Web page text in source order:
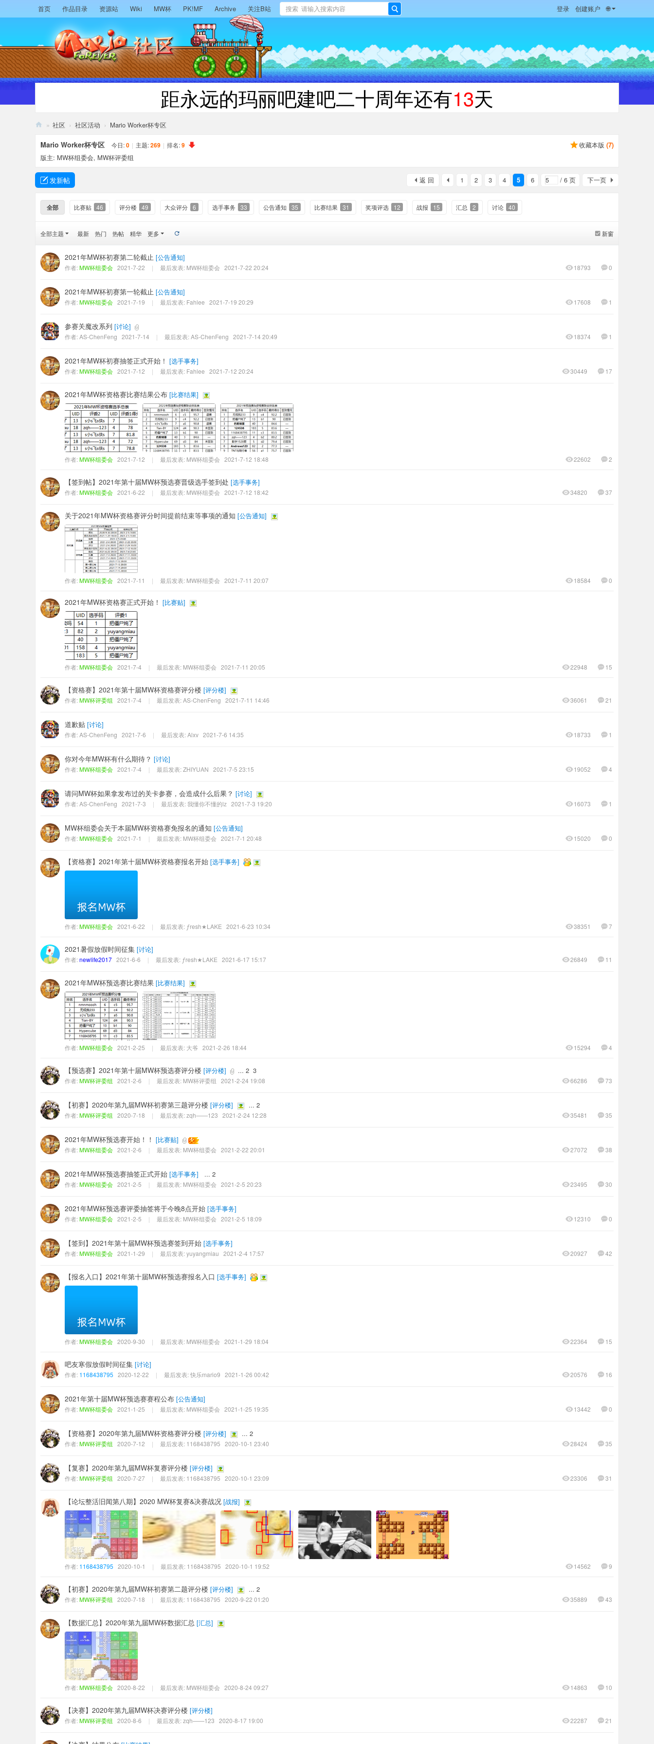
首页 作品目录 资源站 Wiki MW杯 PK!MF Archive 关注B站 搜索
索
登录 创建账户 🌐
距永远的玛丽吧建吧二十周年还有13天
社
» 社区 › 社区活动 › Mario Worker杯专区
收藏本版 (7)
Mario Worker杯专区 今日:0 | 主题:269 | 排名:9
版主: MW杯组委会, MW杯评委组
1 2 3 4 5 6 / 6 页 下一页
返 回
发新帖
全部 比赛贴 46 评分楼 49 大众评分 6 选手事务 33 公告通知 35 比赛结果 31 奖项评选 12 战报 15 汇总 2 讨论 40
新窗
全部主题 最新 热门 热帖 精华 更多
2021年MW杯初赛第二轮截止 [公告通知]
作者:MW杯组委会 2021-7-22 | 最后发表: MW杯组委会 2021-7-22 20:24 0
18793
2021年MW杯初赛第一轮截止 [公告通知]
作者:MW杯组委会 2021-7-19 | 最后发表: Fahlee 2021-7-19 20:29 1
17608
参赛关魔改系列 [讨论]
作者:AS-ChenFeng 2021-7-14 | 最后发表:AS-ChenFeng 2021-7-14 20:49 1
18374
2021年MW杯初赛抽签正式开始！ [选手事务]
作者:MW杯组委会 2021-7-12 | 最后发表: Fahlee 2021-7-12 20:24 17
30449
2021年MW杯资格赛比赛结果公布 [比赛结果]
作者:MW杯组委会 2021-7-12 | 最后发表: MW杯组委会 2021-7-12 18:48 2
22602
【签到帖】2021年第十届MW杯预选赛晋级选手签到处 [选手事务]
作者:MW杯组委会 2021-6-22 | 最后发表: MW杯组委会 2021-7-12 18:42 37
34820
关于2021年MW杯资格赛评分时间提前结束等事项的通知 [公告通知]
作者:MW杯组委会 2021-7-11 | 最后发表: MW杯组委会 2021-7-11 20:07 0
18584
2021年MW杯资格赛正式开始！ [比赛贴]
作者:MW杯组委会 2021-7-4 | 最后发表: MW杯组委会 2021-7-11 20:05 15
22948
【资格赛】2021年第十届MW杯资格赛评分楼 [评分楼]
作者:MW杯评委组 2021-7-4 | 最后发表:AS-ChenFeng 2021-7-11 14:46 21
36061
道歉贴 [讨论]
作者:AS-ChenFeng 2021-7-6 | 最后发表:Alxv 2021-7-6 14:35 1
18733
你对今年MW杯有什么期待？ [讨论]
作者:MW杯组委会 2021-7-4 | 最后发表:ZHIYUAN 2021-7-5 23:15 4
19052
请问MW杯如果拿发布过的关卡参赛，会造成什么后果？ [讨论]
作者:AS-ChenFeng 2021-7-3 | 最后发表:我懂你不懂的lz 2021-7-3 19:20 1
16073
MW杯组委会关于本届MW杯资格赛免报名的通知 [公告通知]
作者:MW杯组委会 2021-7-1 | 最后发表: MW杯组委会 2021-7-1 20:48 0
15020
【资格赛】2021年第十届MW杯资格赛报名开始 [选手事务]
作者:MW杯组委会 2021-6-22 | 最后发表: ƒresh★LAKE 2021-6-23 10:34 7
38351
2021暑假放假时间征集 [讨论]
作者:newlife2017 2021-6-6 | 最后发表: ƒresh★LAKE 2021-6-17 15:17 11
26849
2021年MW杯预选赛比赛结果 [比赛结果]
作者:MW杯组委会 2021-2-25 | 最后发表: 大爷 2021-2-26 18:44 4
15294
【预选赛】2021年第十届MW杯预选赛评分楼 [评分楼] ... 2 3
作者:MW杯评委组 2021-2-6 | 最后发表: MW杯评委组 2021-2-24 19:08 73
66286
【初赛】2020年第九届MW杯初赛第三题评分楼 [评分楼] ... 2
作者:MW杯评委组 2020-7-18 | 最后发表:zqh——123 2021-2-24 12:28 35
35481
2021年MW杯预选赛开始！！ [比赛贴]
作者:MW杯组委会 2021-2-6 | 最后发表: MW杯组委会 2021-2-22 20:01 38
27072
2021年MW杯预选赛抽签正式开始 [选手事务] ... 2
作者:MW杯组委会 2021-2-5 | 最后发表: MW杯组委会 2021-2-5 20:23 30
23495
2021年MW杯预选赛评委抽签将于今晚8点开始 [选手事务]
作者:MW杯组委会 2021-2-5 | 最后发表: MW杯组委会 2021-2-5 18:09 0
12310
【签到】2021年第十届MW杯预选赛签到开始 [选手事务]
作者:MW杯组委会 2021-1-29 | 最后发表:yuyangmiau 2021-2-4 17:57 42
20927
【报名入口】2021年第十届MW杯预选赛报名入口 [选手事务]
作者:MW杯组委会 2020-9-30 | 最后发表: MW杯组委会 2021-1-29 18:04 15
22364
吧友寒假放假时间征集 [讨论]
作者: 1168438795 2020-12-22 | 最后发表:快乐mario9 2021-1-26 00:42 16
20576
2021年第十届MW杯预选赛赛程公布 [公告通知]
作者:MW杯组委会 2021-1-25 | 最后发表: MW杯组委会 2021-1-25 19:35 0
13442
【资格赛】2020年第九届MW杯资格赛评分楼 [评分楼] ... 2
作者:MW杯评委组 2020-7-12 | 最后发表: 1168438795 2020-10-1 23:40 35
28424
【复赛】2020年第九届MW杯复赛评分楼 [评分楼]
作者:MW杯评委组 2020-7-27 | 最后发表: 1168438795 2020-10-1 23:09 31
23306
【论坛整活旧闻第八期】2020 MW杯复赛&决赛战况 [战报]
作者: 1168438795 2020-10-1 | 最后发表: 1168438795 2020-10-1 19:52 9
14562
【初赛】2020年第九届MW杯初赛第二题评分楼 [评分楼] ... 2
作者:MW杯评委组 2020-7-18 | 最后发表: 1168438795 2020-9-22 01:20 43
35889
【数据汇总】2020年第九届MW杯数据汇总 [汇总]
作者:MW杯组委会 2020-8-22 | 最后发表: MW杯组委会 2020-8-24 09:27 10
14863
【决赛】2020年第九届MW杯决赛评分楼 [评分楼]
作者:MW杯评委组 2020-8-6 | 最后发表:zqh——123 2020-8-17 19:00 21
22287